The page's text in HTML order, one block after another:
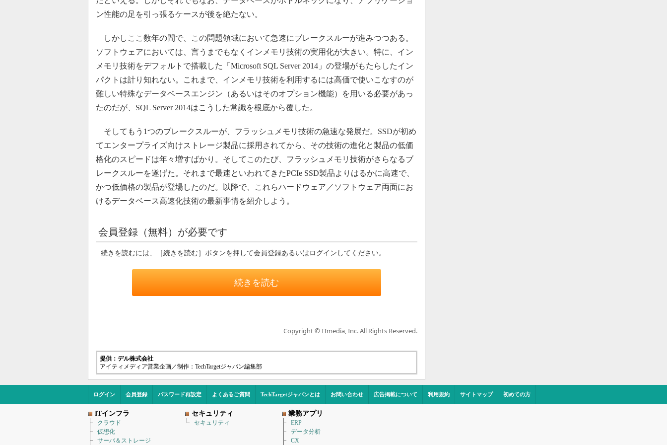
ン性能の足を引っ張るケースが後を絶たない。
しかしここ数年の間で、この問題領域において急速にブレークスルーが進みつつある。
ソフトウェアにおいては、言うまでもなくインメモリ技術の実用化が大きい。特に、イン
メモリ技術をデフォルトで搭載した「Microsoft SQL Server 2014」の登場がもたらしたイン
パクトは計り知れない。これまで、インメモリ技術を利用するには高価で使いこなすのが
難しい特殊なデータベースエンジン（あるいはそのオプション機能）を用いる必要があっ
たのだが、SQL Server 2014はこうした常識を根底から覆した。
そしてもう1つのブレークスルーが、フラッシュメモリ技術の急速な発展だ。SSDが初め
てエンタープライズ向けストレージ製品に採用されてから、その技術の進化と製品の低価
格化のスピードは年々増すばかり。そしてこのたび、フラッシュメモリ技術がさらなるブ
レークスルーを遂げた。それまで最速といわれてきたPCIe SSD製品よりはるかに高速で、
かつ低価格の製品が登場したのだ。以降で、これらハードウェア／ソフトウェア両面にお
けるデータベース高速化技術の最新事情を紹介しよう。
会員登録（無料）が必要です
続きを読むには、［続きを読む］ボタンを押して会員登録あるいはログインしてください。
続きを読む
Copyright © ITmedia, Inc. All Rights Reserved.
提供：デル株式会社
アイティメディア営業企画／制作：TechTargetジャパン編集部
ログイン 会員登録 パスワード再設定 よくあるご質問 TechTargetジャパンとは お問い合わせ 広告掲載について 利用規約 サイトマップ 初めての方
ITインフラ
クラウド
仮想化
サーバ＆ストレージ
セキュリティ
セキュリティ
業務アプリ
ERP
データ分析
CX